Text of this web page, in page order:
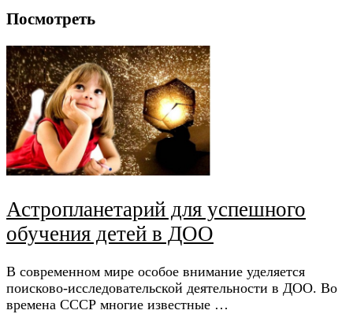
Посмотреть
Астропланетарий для успешного
обучения детей в ДОО
В современном мире особое внимание уделяется
поисково-исследовательской деятельности в ДОО. Во
времена СССР многие известные …